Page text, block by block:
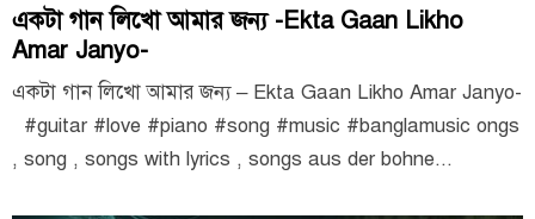
একটা গান লিখো আমার জন্য -Ekta Gaan Likho
Amar Janyo-
একটা গান লিখো আমার জন্য – Ekta Gaan Likho Amar Janyo-
#guitar #love #piano #song #music #banglamusic ongs
, song , songs with lyrics , songs aus der bohne...